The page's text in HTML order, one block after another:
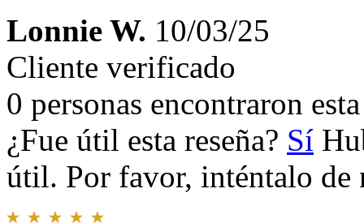
Lonnie W. 10/03/25
Cliente verificado
0 personas encontraron
¿Fue útil esta reseña? Sí
útil. Por favor, inténtalo de